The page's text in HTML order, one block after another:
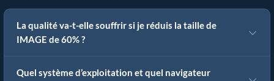
La qualité va-t-elle souffrir si je réduis la taille de
IMAGE de 60% ?
Quel système d’exploitation et quel navigateur